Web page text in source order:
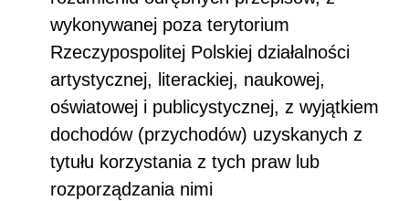
wykonywanej poza terytorium
Rzeczypospolitej Polskiej działalności
artystycznej, literackiej, naukowej,
oświatowej i publicystycznej, z wyjątkiem
dochodów (przychodów) uzyskanych z
tytułu korzystania z tych praw lub
rozporządzania nimi